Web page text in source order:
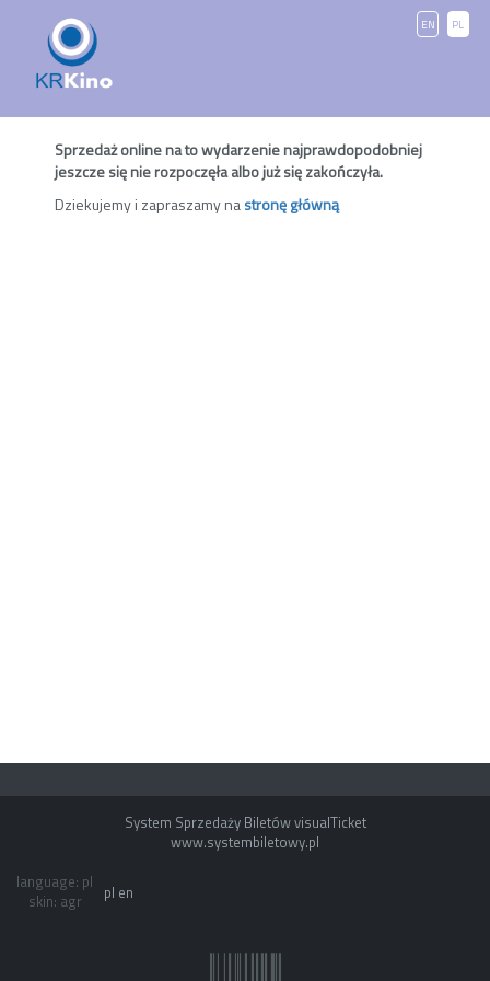
PL
EN
Sprzedaż online na to wydarzenie najprawdopodobniej
jeszcze się nie rozpoczęła albo już się zakończyła.
Dziekujemy i zapraszamy nastronę główną
System Sprzedaży Biletów visualTicket
www.systembiletowy.pl
language: pl
skin: agr
pl en